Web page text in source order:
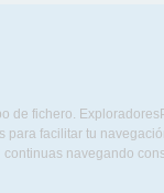
de fichero.
facilitar tu
navegando